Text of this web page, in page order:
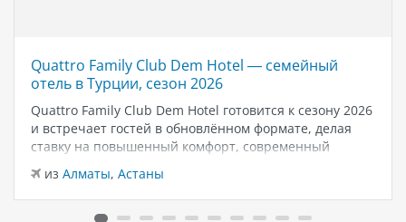
Quattro Family Club Dem Hotel — семейный
отель в Турции, сезон 2026
Quattro Family Club Dem Hotel готовится к сезону 2026
и встречает гостей в обновлённом формате, делая
ставку на повышенный комфорт, современный
дизайн и атмосферу спокойного семейного отдыха у
моря. Отель остаётся популярным выбором для тех,
кто ищет семейный отель в…
из Алматы, Астаны